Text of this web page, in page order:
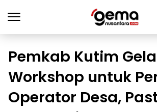
Pemkab Kutim
Workshop untuk
Operator Desa,